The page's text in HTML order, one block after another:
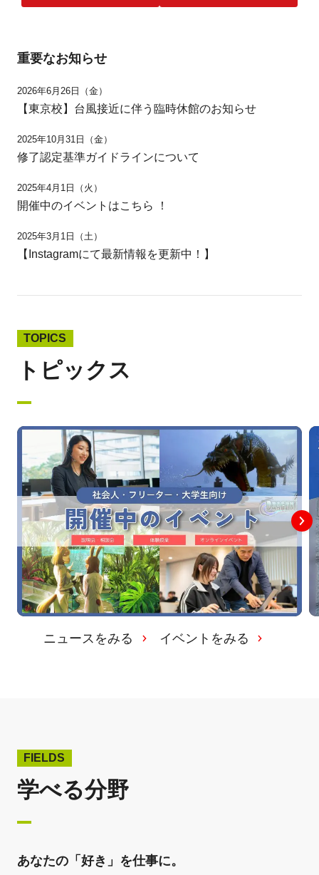
重要なお知らせ
2026年6月26日（金）
【東京校】台風接近に伴う臨時休館のお知らせ
2025年10月31日（金）
修了認定基準ガイドラインについて
2025年4月1日（火）
開催中のイベントはこちら ！
2025年3月1日（土）
【Instagramにて最新情報を更新中！】
TOPICS
トピックス
ニュースをみる イベントをみる
FIELDS
学べる分野
あなたの「好き」を仕事に。